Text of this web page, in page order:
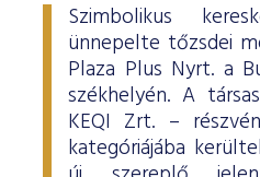
Szimbolikus
ünnepelte tőzsdei
Plaza Plus Nyrt. a
székhelyén. A
KEQI Zrt. –
kategóriájába